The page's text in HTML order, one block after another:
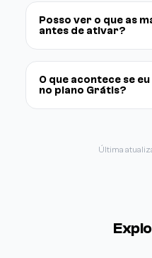
Posso ver o que as
antes de ativar?
O que acontece se
no plano Grátis?
Última